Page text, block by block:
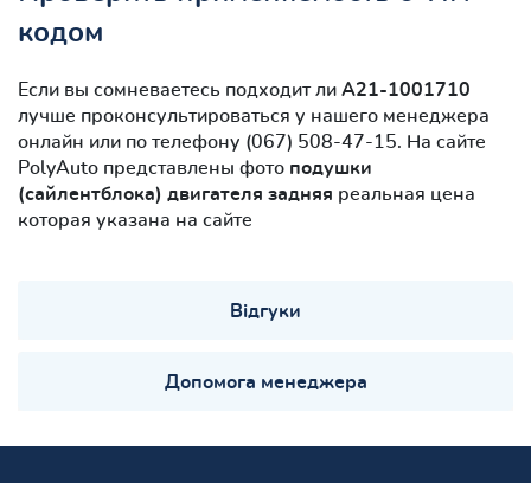
кодом
Если вы сомневаетесь подходит ли A21-1001710
лучше проконсультироваться у нашего менеджера
онлайн или по телефону (067) 508-47-15. На сайте
PolyAuto представлены фото подушки
(сайлентблокa) двигателя задняя реальная цена
которая указана на сайте
Відгуки
Допомога менеджера